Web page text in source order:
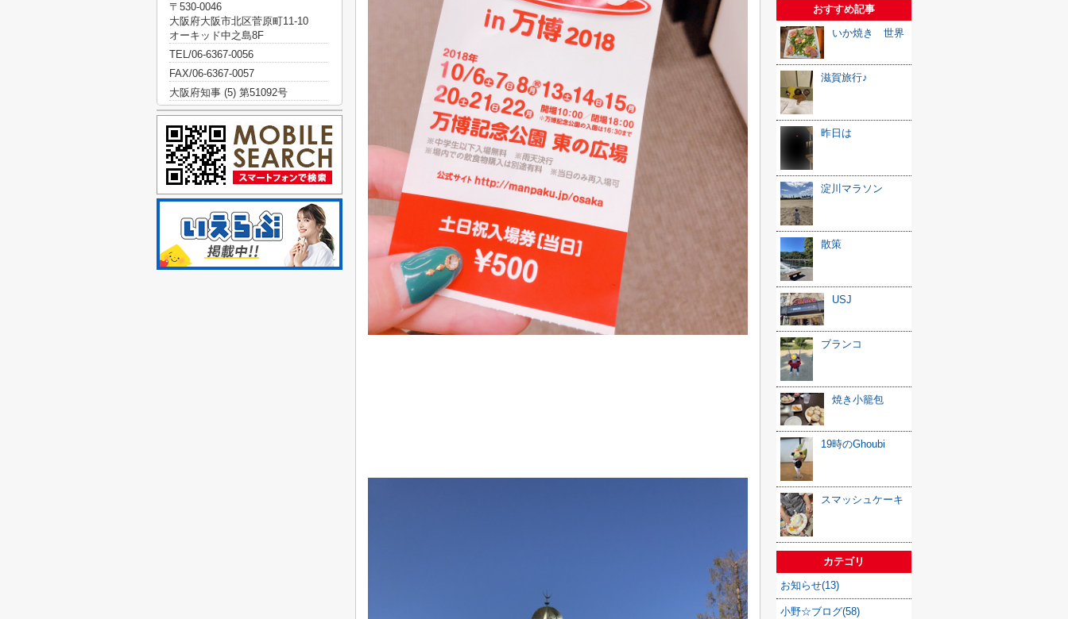
おすすめ記事
いか焼き 世界
滋賀旅行♪
昨日は
淀川マラソン
散策
USJ
ブランコ
焼き小籠包
19時のGhoubi
スマッシュケーキ
カテゴリ
お知らせ(13)
小野☆ブログ(58)
〒530-0046
大阪府大阪市北区菅原町11-10
オーキッド中之島8F
TEL/06-6367-0056
FAX/06-6367-0057
大阪府知事 (5) 第51092号